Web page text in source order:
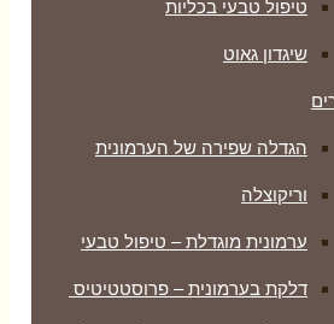
טיפול טבעי בכליות
שיגדון גאוט
הגדלה שפירה של הערמונית
וריקוצלה
ערמונית מוגדלת – טיפול טבעי
דלקת בערמונית – פרוסטטיטיס